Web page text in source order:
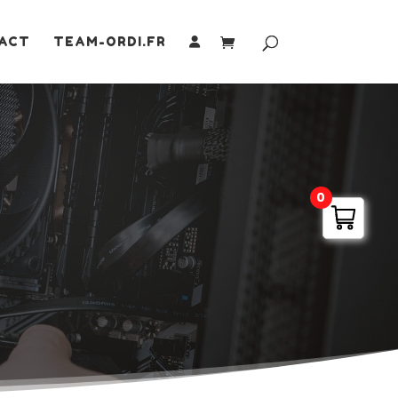
TEAM-ORDI.FR
0